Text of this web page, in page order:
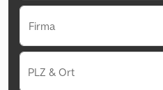
Firma
PLZ & Ort